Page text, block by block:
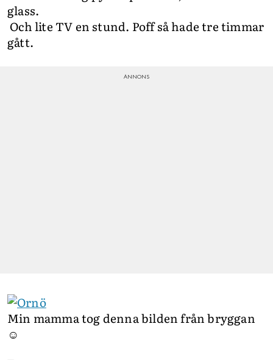
glass.
Och lite TV en stund. Poff så hade tre timmar
gått.
Min mamma tog denna bilden från bryggan
☺️